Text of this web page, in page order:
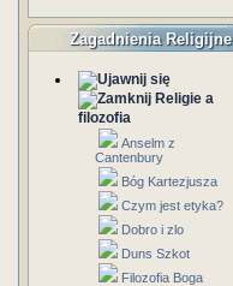
Zagadnienia Religijne
Religie a
filozofia
Anselm z
Cantenbury
Bóg Kartezjusza
Czym jest etyka?
Dobro i zlo
Duns Szkot
Filozofia Boga